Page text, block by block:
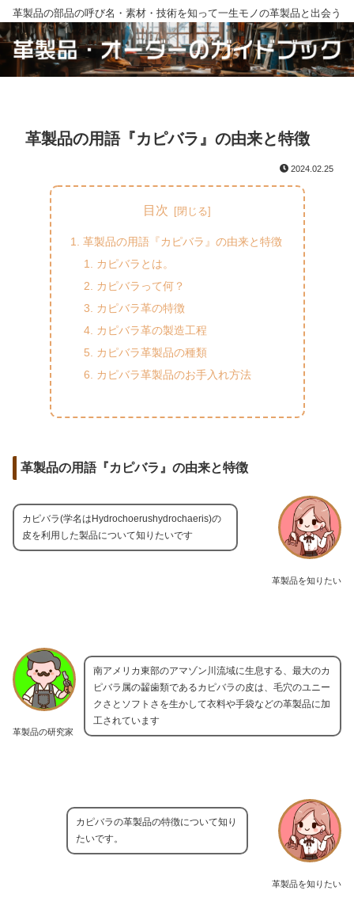
革製品の部品の呼び名・素材・技術を知って一生モノの革製品と出会う
革製品の用語『カピバラ』の由来と特徴
2024.02.25
目次
革製品の用語『カピバラ』の由来と特徴
カピバラとは。
カピバラって何？
カピバラ革の特徴
カピバラ革の製造工程
カピバラ革製品の種類
カピバラ革製品のお手入れ方法
革製品の用語『カピバラ』の由来と特徴
革製品を知りたい
カピバラ(学名はHydrochoerushydrochaeris)の
皮を利用した製品について知りたいです
革製品の研究家
南アメリカ東部のアマゾン川流域に生息する、最大のカ
ピバラ属の齧歯類であるカピバラの皮は、毛穴のユニー
クさとソフトさを生かして衣料や手袋などの革製品に加
工されています
革製品を知りたい
カピバラの革製品の特徴について知り
たいです。